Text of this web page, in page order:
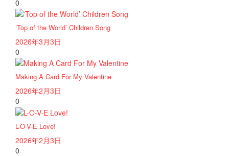
0
‘Top of the World’ Children Song
2026年3月3日
0
Making A Card For My Valentine
2026年2月3日
0
L-O-V-E Love!
2026年2月3日
0